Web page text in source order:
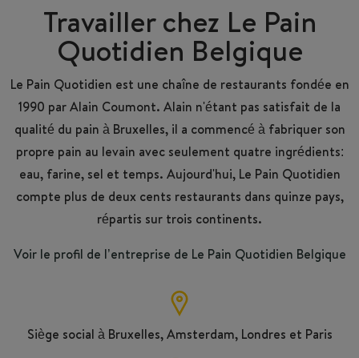
Travailler chez Le Pain
Quotidien Belgique
Le Pain Quotidien est une chaîne de restaurants fondée en
1990 par Alain Coumont. Alain n'étant pas satisfait de la
qualité du pain à Bruxelles, il a commencé à fabriquer son
propre pain au levain avec seulement quatre ingrédients:
eau, farine, sel et temps. Aujourd'hui, Le Pain Quotidien
compte plus de deux cents restaurants dans quinze pays,
répartis sur trois continents.
Voir le profil de l’entreprise de Le Pain Quotidien Belgique
Siège social à Bruxelles, Amsterdam, Londres et Paris